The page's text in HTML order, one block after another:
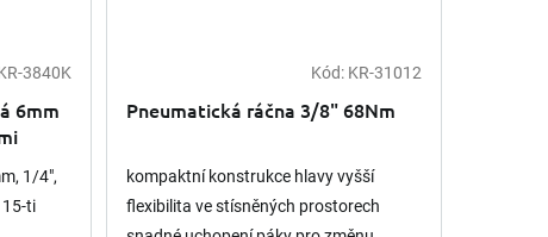
3840K
6mm
1/4",
15-ti
Kód: KR-31012
Pneumatická ráčna 3/8" 68Nm
kompaktní konstrukce hlavy vyšší
flexibilita ve stísněných prostorech